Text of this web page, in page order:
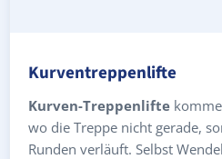
Kurventreppenlifte
Kurven-Treppenlifte
wo die Treppe nicht gerade,
Runden verläuft. Selbst